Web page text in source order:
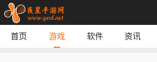
首页 游戏 软件 资讯